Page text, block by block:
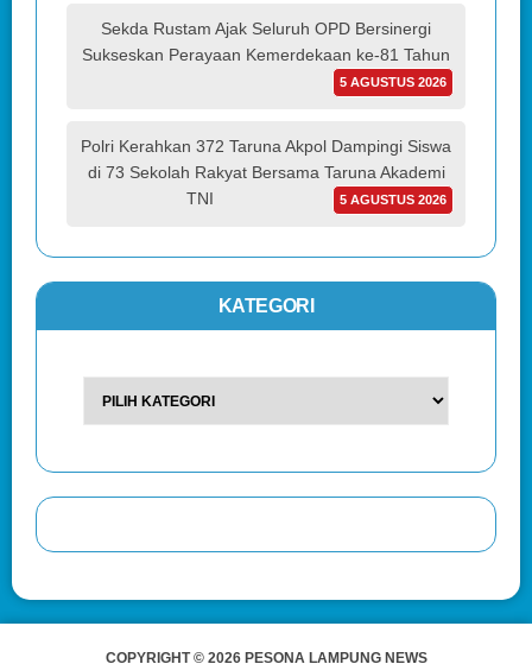
Sekda Rustam Ajak Seluruh OPD Bersinergi
Sukseskan Perayaan Kemerdekaan ke-81 Tahun
5 AGUSTUS 2026
Polri Kerahkan 372 Taruna Akpol Dampingi Siswa
di 73 Sekolah Rakyat Bersama Taruna Akademi
TNI
5 AGUSTUS 2026
KATEGORI
COPYRIGHT © 2026 PESONA LAMPUNG NEWS